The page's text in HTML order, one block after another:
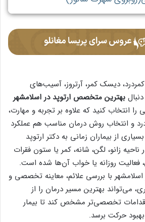
کمردرد، دیسک کمر، آرتروز، آسیب‌های
بهترین متخصص ارتوپد در اسلامشهر
انتخاب کنید که علاوه بر تجربه و مهارت،
و انتخاب روش درمان مناسب هم عملکرد
از بیماران زمانی به دکتر ارتوپد
زانو، لگن، شانه، کمر یا ستون فقرات
فعالیت روزانه یا خواب آن‌ها شده است.
با بررسی علائم، معاینه تخصصی و
می‌تواند بهترین مسیر درمان را از
تخصصی‌تر مشخص کند تا بیمار
حرکت برسد.